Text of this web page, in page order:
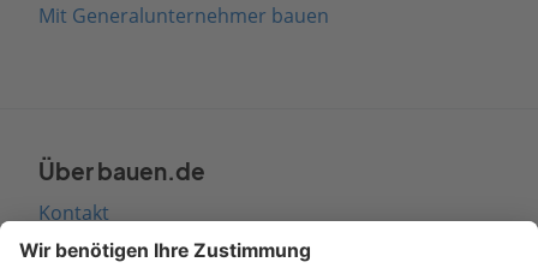
Mit Generalunternehmer bauen
Über bauen.de
Kontakt
Seitenaufbau